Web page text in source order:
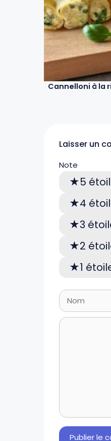
Cannelloni à la
Laisser un
Note
5
4
3
2
1